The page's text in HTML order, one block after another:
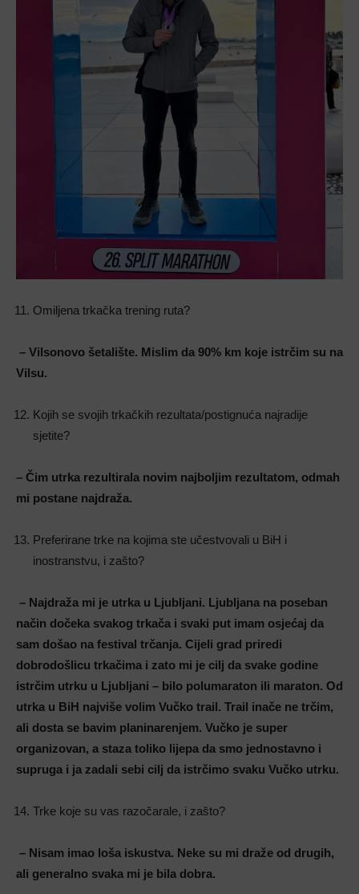
Omiljena trkačka trening ruta?
– Vilsonovo šetalište. Mislim da 90% km koje istrčim su na
Vilsu.
Kojih se svojih trkačkih rezultata/postignuća najradije
sjetite?
– Čim utrka rezultirala novim najboljim rezultatom, odmah
mi postane najdraža.
Preferirane trke na kojima ste učestvovali u BiH i
inostranstvu, i zašto?
– Najdraža mi je utrka u Ljubljani. Ljubljana na poseban
način dočeka svakog trkača i svaki put imam osjećaj da
sam došao na festival trčanja. Cijeli grad priredi
dobrodošlicu trkačima i zato mi je cilj da svake godine
istrčim utrku u Ljubljani – bilo polumaraton ili maraton. Od
utrka u BiH najviše volim Vučko trail. Trail inače ne trčim,
ali dosta se bavim planinarenjem. Vučko je super
organizovan, a staza toliko lijepa da smo jednostavno i
supruga i ja zadali sebi cilj da istrčimo svaku Vučko utrku.
Trke koje su vas razočarale, i zašto?
– Nisam imao loša iskustva. Neke su mi draže od drugih,
ali generalno svaka mi je bila dobra.